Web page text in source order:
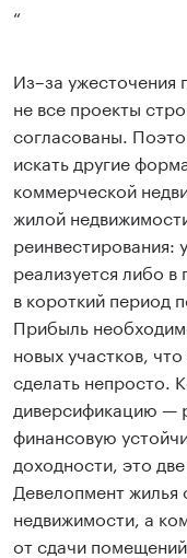
“
Из–за ужесточения
не все проекты
согласованы.
искать другие
коммерческой
жилой
реализуется либо
в короткий период
Прибыль
новых участков,
сделать непросто.
диверсификацию —
финансовую
доходности, это
Девелопмент жилья
недвижимости, а
от сдачи